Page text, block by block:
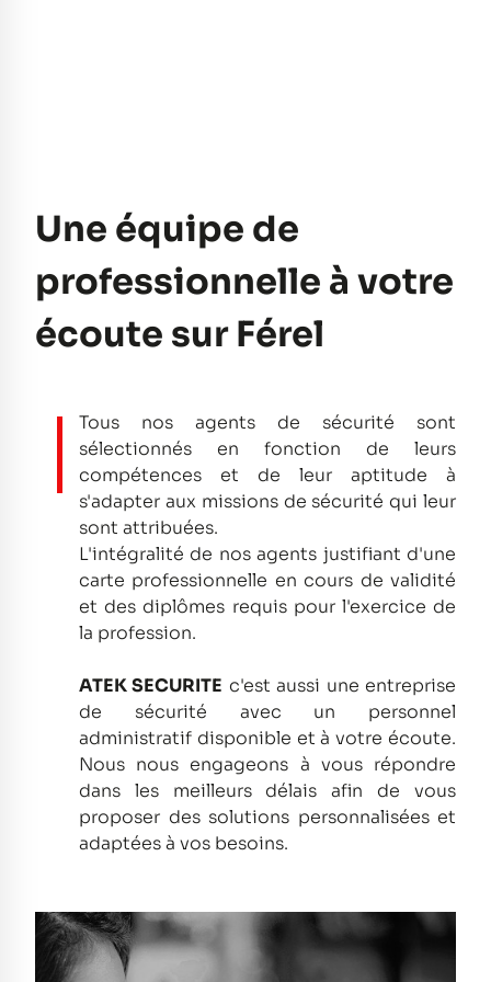
Une équipe de
professionnelle à votre
écoute sur Férel
Tous nos agents de sécurité sont
sélectionnés en fonction de leurs
compétences et de leur aptitude à
s'adapter aux missions de sécurité qui leur
sont attribuées.
L'intégralité de nos agents justifiant d'une
carte professionnelle en cours de validité
et des diplômes requis pour l'exercice de
la profession.
ATEK SECURITE c'est aussi une entreprise
de sécurité avec un personnel
administratif disponible et à votre écoute.
Nous nous engageons à vous répondre
dans les meilleurs délais afin de vous
proposer des solutions personnalisées et
adaptées à vos besoins.